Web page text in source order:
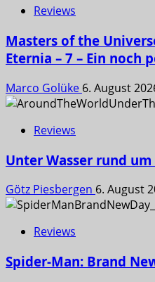
Reviews
Masters of the
Eternia – 7 – Ein noch
Marco Golüke 6. August
Reviews
Unter Wasser rund
Götz Piesbergen 6. August
Reviews
Spider-Man: Brand